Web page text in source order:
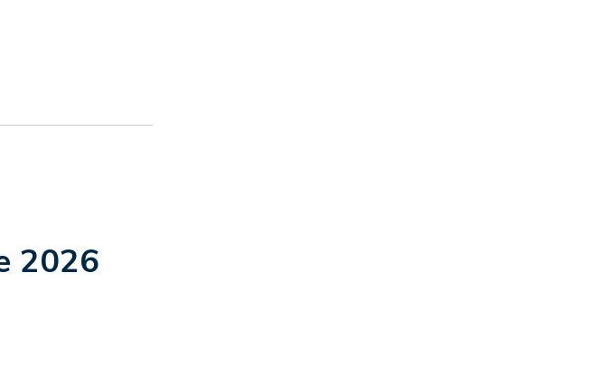
2026